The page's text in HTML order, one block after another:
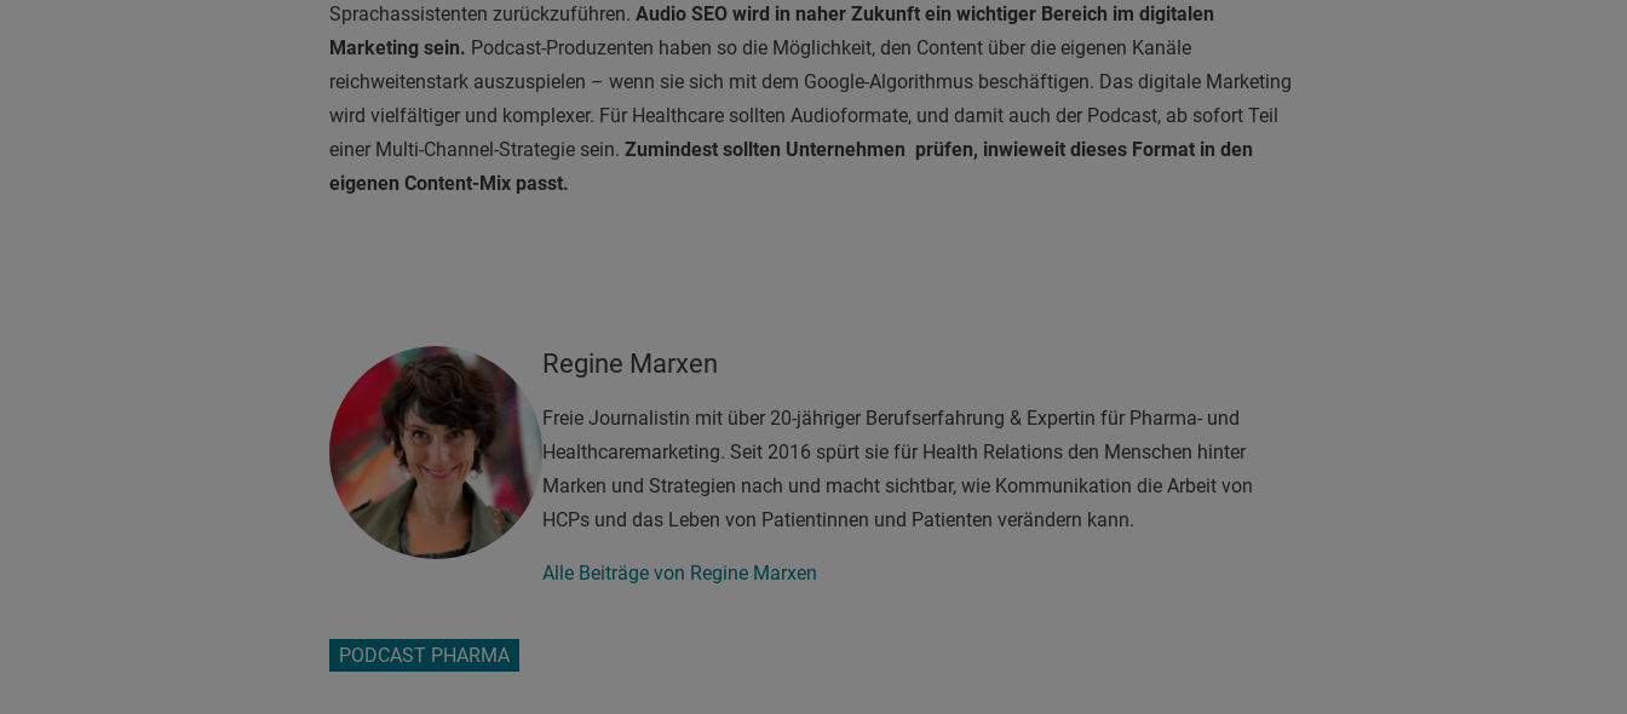
Sprachassistenten zurückzuführen. Audio SEO wird in naher Zukunft ein wichtiger Bereich im digitalen
Marketing sein. Podcast-Produzenten haben so die Möglichkeit, den Content über die eigenen Kanäle
reichweitenstark auszuspielen – wenn sie sich mit dem Google-Algorithmus beschäftigen. Das digitale Marketing
wird vielfältiger und komplexer. Für Healthcare sollten Audioformate, und damit auch der Podcast, ab sofort Teil
einer Multi-Channel-Strategie sein. Zumindest sollten Unternehmen prüfen, inwieweit dieses Format in den
eigenen Content-Mix passt.
Regine Marxen
Freie Journalistin mit über 20-jähriger Berufserfahrung & Expertin für Pharma- und
Healthcaremarketing. Seit 2016 spürt sie für Health Relations den Menschen hinter
Marken und Strategien nach und macht sichtbar, wie Kommunikation die Arbeit von
HCPs und das Leben von Patientinnen und Patienten verändern kann.
Alle Beiträge von Regine Marxen
PODCAST PHARMA